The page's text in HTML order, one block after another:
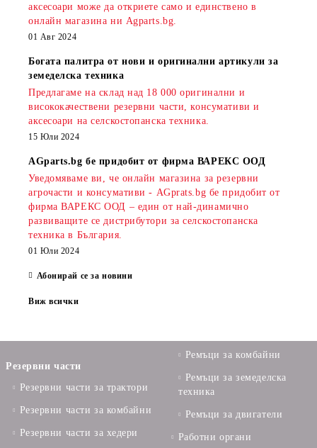
аксесоари може да откриете само и единствено в
онлайн магазина ни Agparts.bg.
01 Авг 2024
Богата палитра от нови и оригинални артикули за
земеделска техника
Предлагаме на склад над 18 000 оригинални и
висококачествени резервни части, консумативи и
аксесоари на селскостопанска техника.
15 Юли 2024
AGparts.bg бе придобит от фирма ВАРЕКС ООД
Уведомяваме ви, че онлайн магазина за резервни
агрочасти и консумативи - AGprats.bg бе придобит от
фирма ВАРЕКС ООД – един от най-динамично
развиващите се дистрибутори за селскостопанска
техника в България.
01 Юли 2024
Абонирай се за новини
Виж всички
Резервни части
Резервни части за трактори
Резервни части за комбайни
Резервни части за хедери
Ремъци за комбайни
Ремъци за земеделска
техника
Ремъци за двигатели
Работни органи